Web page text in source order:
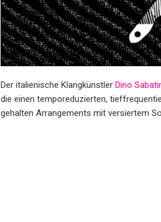
Der italienische Klangkünstler Dino
die einen temporeduzierten,
gehalten Arrangements mit versiertem